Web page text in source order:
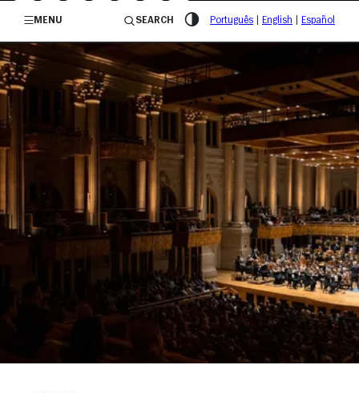
/governosp
MENU
SEARCH Português English Español